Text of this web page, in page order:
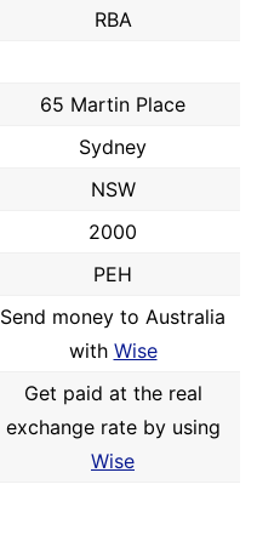
RBA
65 Martin Place
Sydney
NSW
2000
PEH
Send money to Australia
with Wise
Get paid at the real
exchange rate by using
Wise